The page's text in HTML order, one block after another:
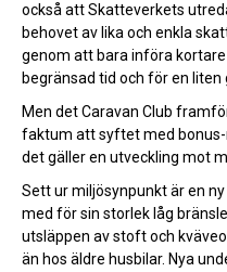
också att Skatteverkets
behovet av lika och enkla
genom att bara införa
begränsad tid och för en liten
Men det Caravan Club
faktum att syftet med
det gäller en utveckling mot
Sett ur miljösynpunkt är en
med för sin storlek låg
utsläppen av stoft och
än hos äldre husbilar. Nya